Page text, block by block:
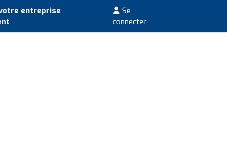
entreprise
Se
connecter